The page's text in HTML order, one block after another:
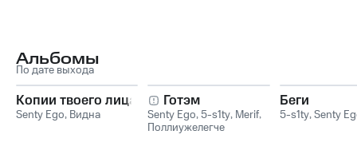
Альбомы
По дате выхода
Копии твоего лица
Senty Ego, Видна
Готэм
Senty Ego,5-s1ty, Merif,
Поллиужелегче
Беги
5-s1ty,Senty